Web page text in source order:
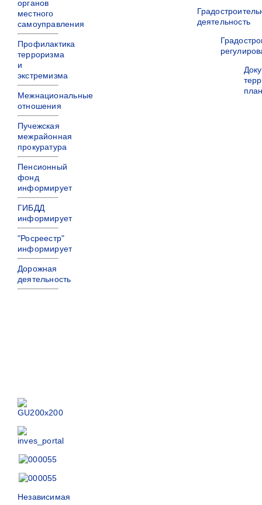
органов
местного
самоуправления
Профилактика
терроризма
и
экстремизма
Межнациональные
отношения
Пучежская
межрайонная
прокуратура
Пенсионный
фонд
информирует
ГИБДД
информирует
"Росреестр"
информирует
Дорожная
деятельность
Независимая
деятельность